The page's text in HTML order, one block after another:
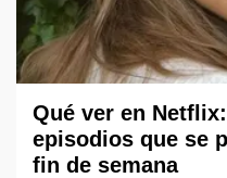
Qué ver en
episodios que se
fin de semana